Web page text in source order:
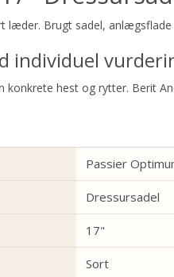
læder. Brugt sadel,
individuel
konkrete hest og rytter. Berit
Passier
Dressursadel
17"
Sort